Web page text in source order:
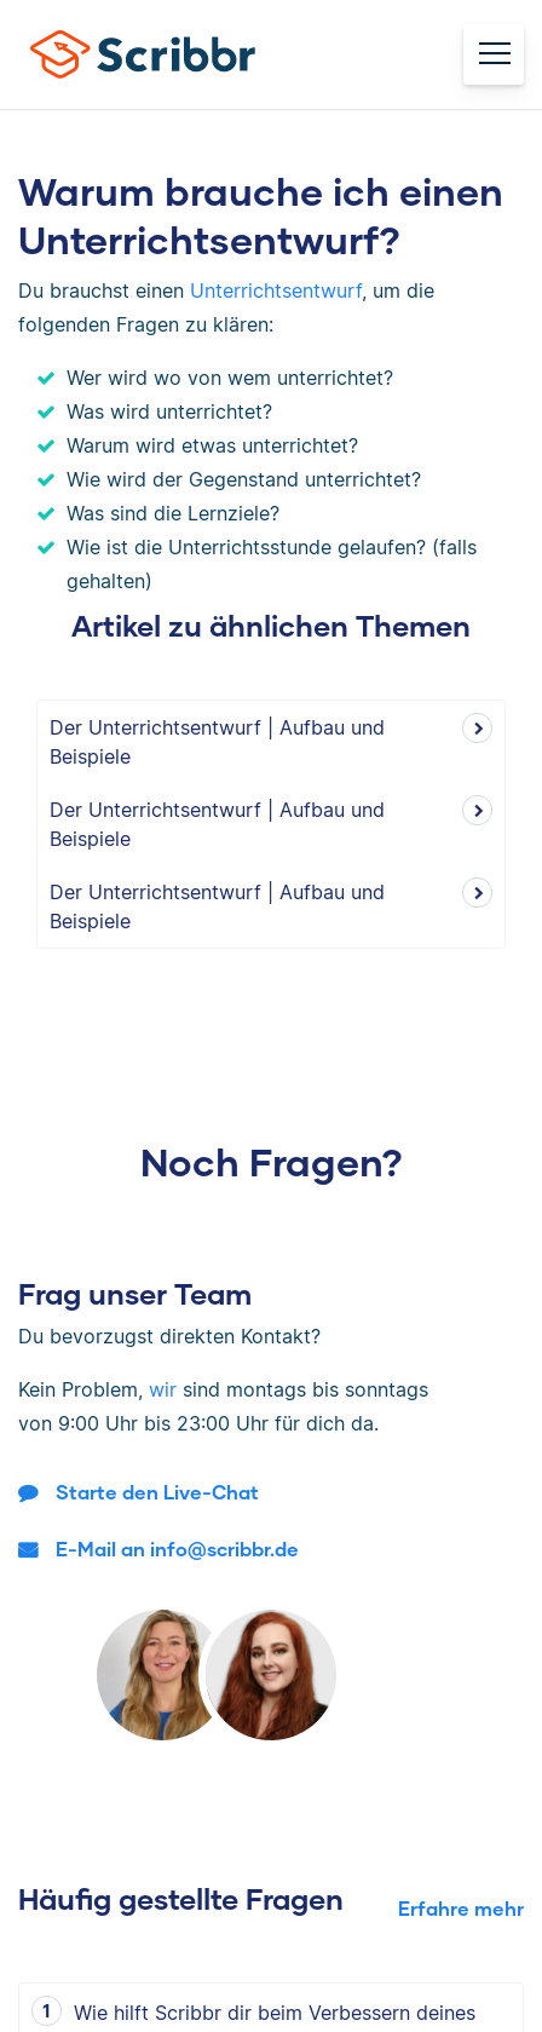
Warum brauche ich einen
Unterrichtsentwurf?
Du brauchst einen Unterrichtsentwurf, um die
folgenden Fragen zu klären:
Wer wird wo von wem unterrichtet?
Was wird unterrichtet?
Warum wird etwas unterrichtet?
Wie wird der Gegenstand unterrichtet?
Was sind die Lernziele?
Wie ist die Unterrichtsstunde gelaufen? (falls
gehalten)
Artikel zu ähnlichen Themen
Der Unterrichtsentwurf | Aufbau und
Beispiele
Der Unterrichtsentwurf | Aufbau und
Beispiele
Der Unterrichtsentwurf | Aufbau und
Beispiele
Noch Fragen?
Frag unser Team
Du bevorzugst direkten Kontakt?
Kein Problem, wir sind montags bis sonntags
von 9:00 Uhr bis 23:00 Uhr für dich da.
Starte den Live-Chat
E-Mail an info@scribbr.de
Häufig gestellte Fragen Erfahre mehr
Wie hilft Scribbr dir beim Verbessern deines